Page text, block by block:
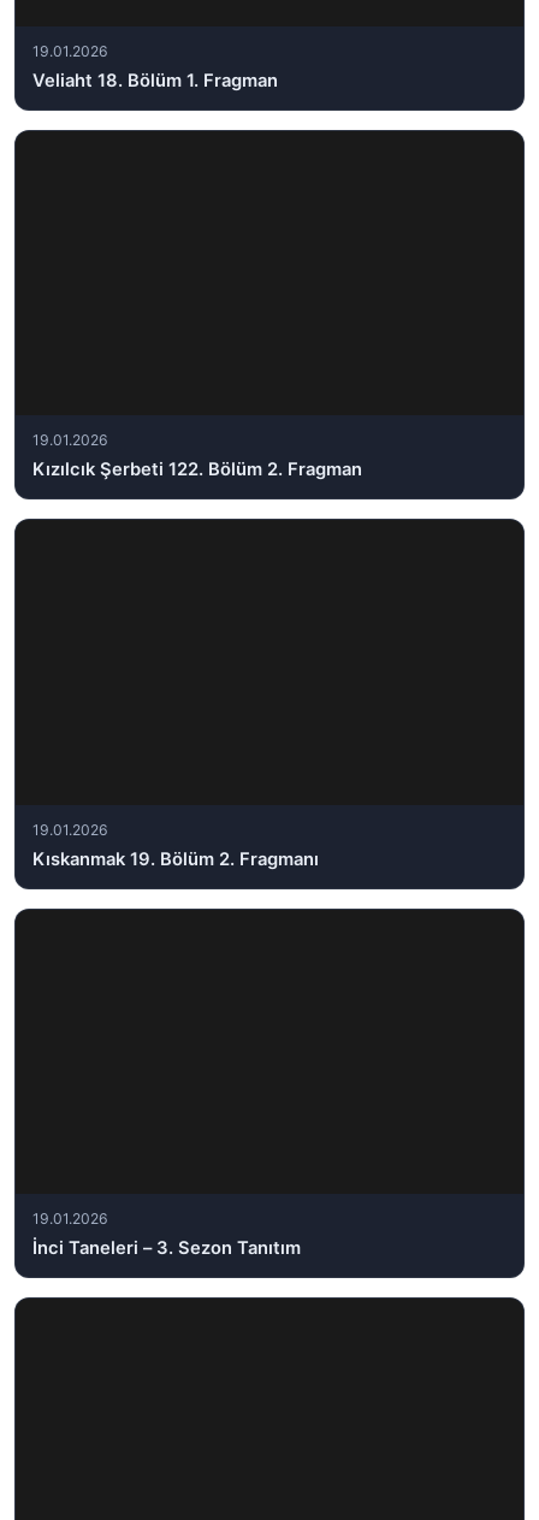
19.01.2026
Veliaht 18. Bölüm 1. Fragman
19.01.2026
Kızılcık Şerbeti 122. Bölüm 2. Fragman
19.01.2026
Kıskanmak 19. Bölüm 2. Fragmanı
19.01.2026
İnci Taneleri – 3. Sezon Tanıtım